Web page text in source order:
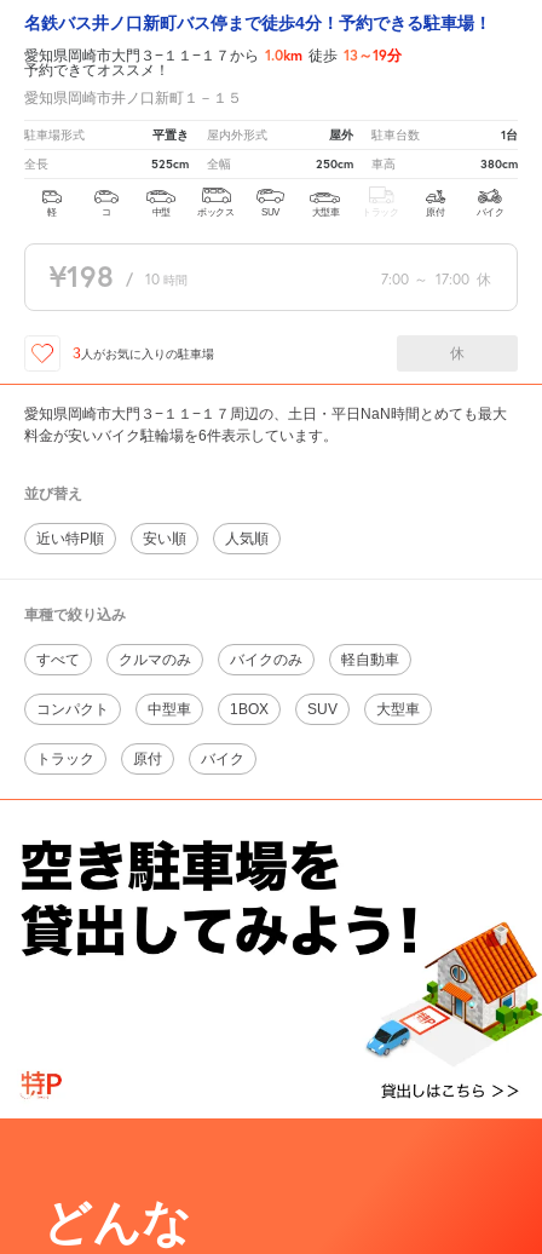
名鉄バス井ノ口新町バス停まで徒歩4分！予約できる駐車場！
愛知県岡崎市大門３−１１−１７から 1.0km 徒歩 13～19分
予約できてオススメ！
愛知県岡崎市井ノ口新町１－１５
駐車場形式 平置き 屋内外形式 屋外 駐車台数 1台
全長 525cm 全幅 250cm 車高 380cm
軽 コ 中型 ボックス SUV 大型車 トラック 原付 バイク
¥198 / 10 時間 7:00 ～ 17:00 休
3人がお気に入りの駐車場 休
愛知県岡崎市大門３−１１−１７周辺の、土日・平日NaN時間とめても最大
料金が安いバイク駐輪場を6件表示しています。
並び替え
近い特P順 安い順 人気順
車種で絞り込み
すべて クルマのみ バイクのみ 軽自動車
コンパクト 中型車 1BOX SUV 大型車
トラック 原付 バイク
どんな